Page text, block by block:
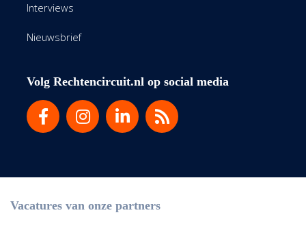
Interviews
Nieuwsbrief
Volg Rechtencircuit.nl op social media
Vacatures van onze partners